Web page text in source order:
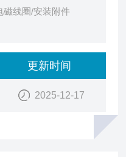
磁线圈/安装附件
更新时间
2025-12-17